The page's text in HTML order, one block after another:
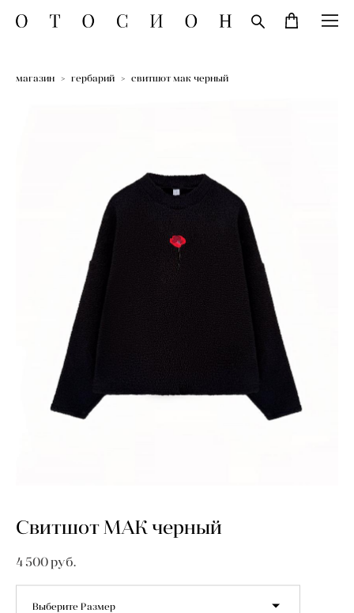
магазин > гербарий > свитшот мак черный
Свитшот МАК черный
4 500 pуб.
Выберите Размер